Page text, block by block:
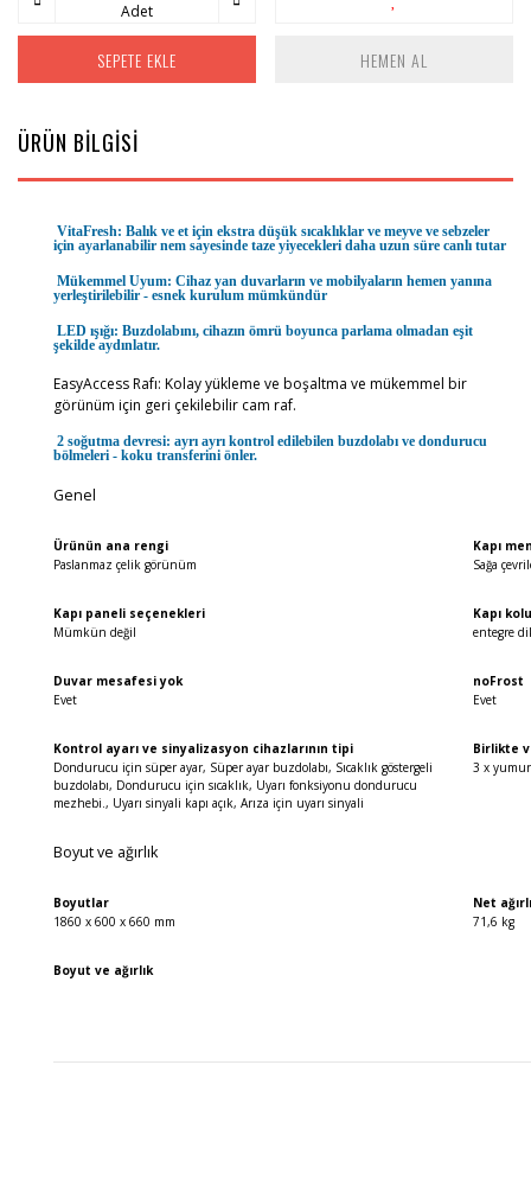
Adet
SEPETE EKLE HEMEN AL
ÜRÜN BİLGİSİ
VitaFresh: Balık ve et için ekstra düşük sıcaklıklar ve meyve ve sebzeler
için ayarlanabilir nem sayesinde taze yiyecekleri daha uzun süre canlı tutar
Mükemmel Uyum: Cihaz yan duvarların ve mobilyaların hemen yanına
yerleştirilebilir - esnek kurulum mümkündür
LED ışığı: Buzdolabını, cihazın ömrü boyunca parlama olmadan eşit
şekilde aydınlatır.
EasyAccess Rafı: Kolay yükleme ve boşaltma ve mükemmel bir
görünüm için geri çekilebilir cam raf.
2 soğutma devresi: ayrı ayrı kontrol edilebilen buzdolabı ve dondurucu
bölmeleri - koku transferini önler.
Genel
Ürünün ana rengi
Paslanmaz çelik görünüm
Kapı
Sağa
Kapı paneli seçenekleri
Mümkün değil
Kapı
entegre
Duvar mesafesi yok
Evet
noFrost
Evet
Kontrol ayarı ve sinyalizasyon cihazlarının tipi
Dondurucu için süper ayar, Süper ayar buzdolabı, Sıcaklık göstergeli
buzdolabı, Dondurucu için sıcaklık, Uyarı fonksiyonu dondurucu
mezhebi., Uyarı sinyali kapı açık, Arıza için uyarı sinyali
Birlikte
3 x
Boyut ve ağırlık
Boyutlar
1860 x 600 x 660 mm
Net
71,6 kg
Boyut ve ağırlık